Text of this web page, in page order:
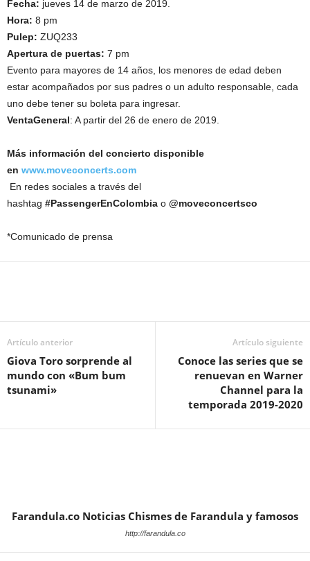
Fecha: jueves 14 de marzo de 2019.
Hora: 8 pm
Pulep: ZUQ233
Apertura de puertas: 7 pm
Evento para mayores de 14 años, los menores de edad deben
estar acompañados por sus padres o un adulto responsable, cada
uno debe tener su boleta para ingresar.
VentaGeneral: A partir del 26 de enero de 2019.
Más información del concierto disponible
en www.moveconcerts.com
En redes sociales a través del
hashtag #PassengerEnColombia o @moveconcertsco
*Comunicado de prensa
Artículo anterior
Giova Toro sorprende al
mundo con «Bum bum
tsunami»
Artículo siguiente
Conoce las series que se
renuevan en Warner
Channel para la
temporada 2019-2020
Farandula.co Noticias Chismes de Farandula y famosos
http://farandula.co